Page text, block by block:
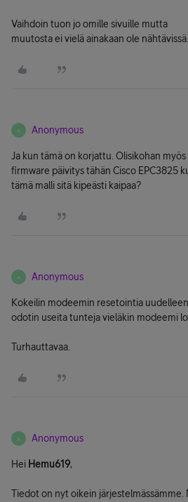
Vaihdoin tuon jo omille sivuille mutta
muutosta ei vielä ainakaan ole nähtävissä.
A Anonymous
Ja kun tämä on korjattu. Olisikohan
firmware päivitys tähän Cisco EPC3825
tämä malli sitä kipeästi kaipaa?
A Anonymous
Kokeilin modeemin resetointia
odotin useita tunteja vieläkin modeemi
Turhauttavaa.
A Anonymous
Hei Hemu619,
Tiedot on nyt oikein